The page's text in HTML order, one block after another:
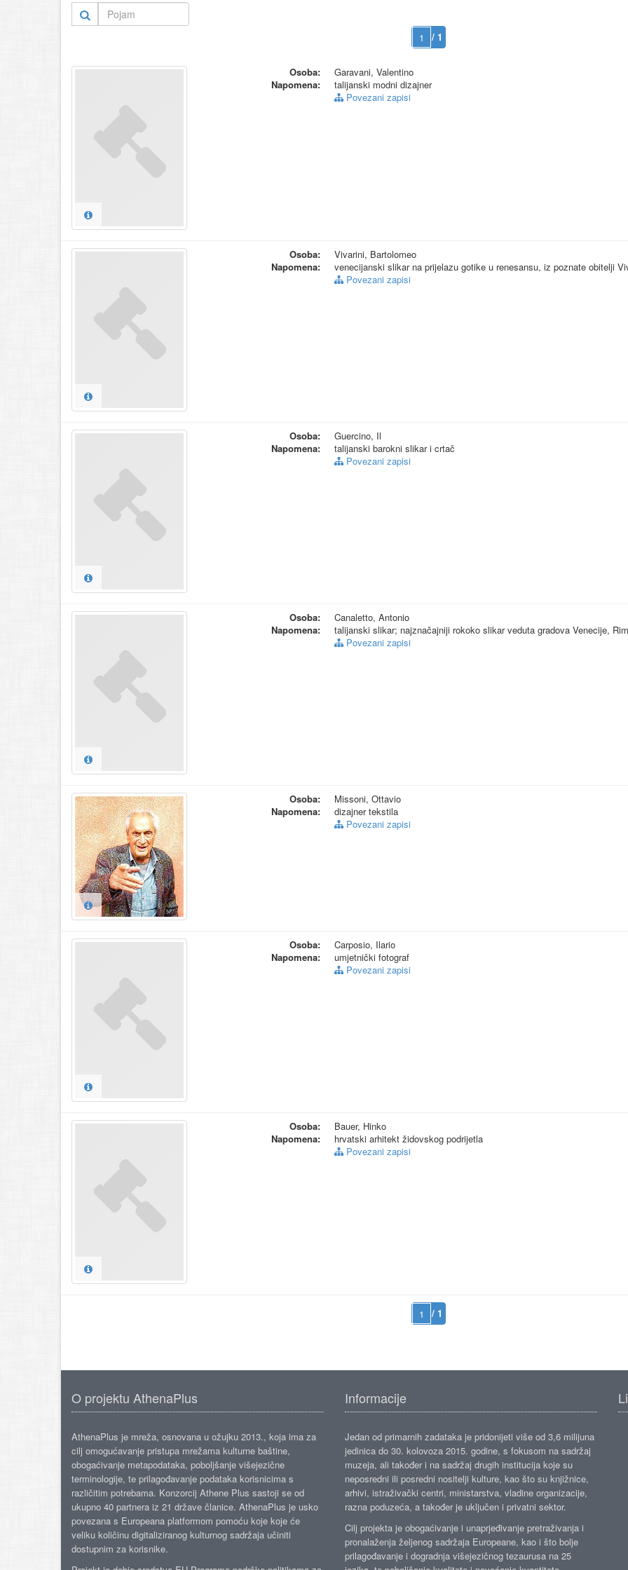
/ 1
Osoba:
Garavani, Valentino
Napomena:
talijanski modni dizajner
Povezani zapisi
Osoba:
Vivarini, Bartolomeo
Napomena:
venecijanski slikar na prijelazu gotike u renesansu, iz poznate obitelji
Povezani zapisi
Osoba:
Guercino, Il
Napomena:
talijanski barokni slikar i crtač
Povezani zapisi
Osoba:
Canaletto, Antonio
Napomena:
talijanski slikar; najznačajniji rokoko slikar veduta gradova Venecije,
Povezani zapisi
Osoba:
Missoni, Ottavio
Napomena:
dizajner tekstila
Povezani zapisi
Osoba:
Carposio, Ilario
Napomena:
umjetnički fotograf
Povezani zapisi
Osoba:
Bauer, Hinko
Napomena:
hrvatski arhitekt židovskog podrijetla
Povezani zapisi
/ 1
O projektu AthenaPlus
AthenaPlus je mreža, osnovana u ožujku 2013., koja ima za
cilj omogućavanje pristupa mrežama kulturne baštine,
obogaćivanje metapodataka, poboljšanje višejezične
terminologije, te prilagođavanje podataka korisnicima s
različitim potrebama. Konzorcij Athene Plus sastoji se od
ukupno 40 partnera iz 21 države članice. AthenaPlus je usko
povezana s Europeana platformom pomoću koje koje će
veliku količinu digitaliziranog kulturnog sadržaja učiniti
dostupnim za korisnike.
Informacije
Jedan od primarnih zadataka je pridonijeti više od 3,6 milijuna
jedinica do 30. kolovoza 2015. godine, s fokusom na sadržaj
muzeja, ali također i na sadržaj drugih institucija koje su
neposredni ili posredni nositelji kulture, kao što su knjižnice,
arhivi, istraživački centri, ministarstva, vladine organizacije,
razna poduzeća, a također je uključen i privatni sektor.
Cilj projekta je obogaćivanje i unaprjeđivanje pretraživanja i
pronalaženja željenog sadržaja Europeane, kao i što bolje
prilagođavanje i dogradnja višejezičnog tezaurusa na 25